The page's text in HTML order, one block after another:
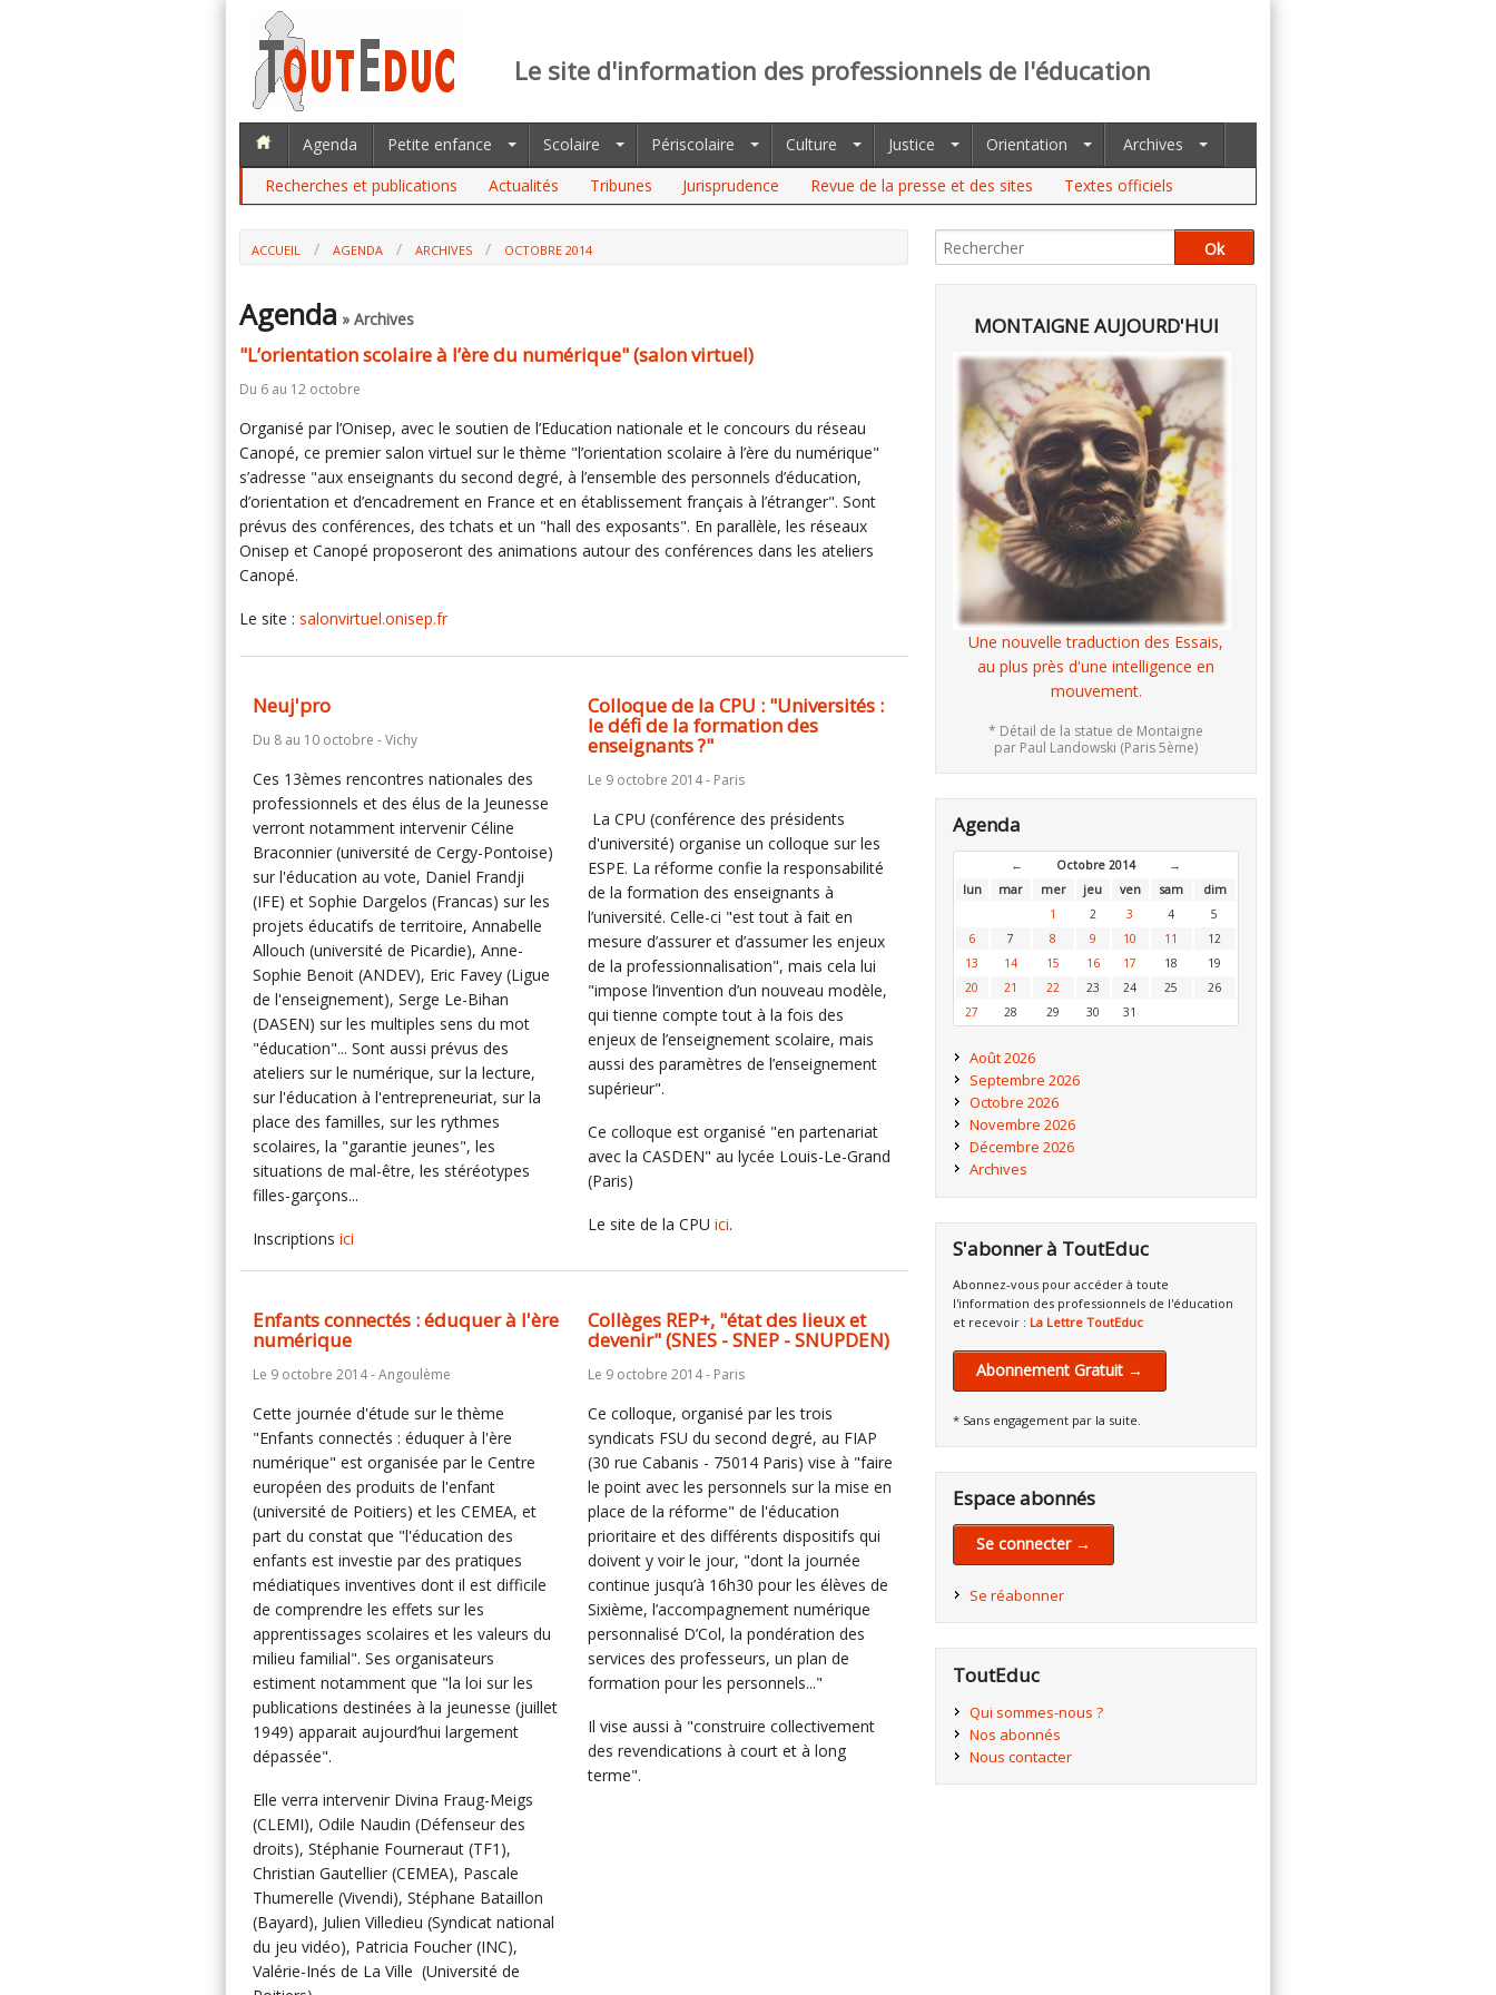
Le site d'information des professionnels de l'éducation
Agenda Petite enfance Scolaire Périscolaire Culture Justice Orientation
Archives
Recherches et publications
Actualités Tribunes Jurisprudence Revue de la presse et des sites Textes officiels
ACCUEIL AGENDA ARCHIVES OCTOBRE 2014
Agenda » Archives
"L’orientation scolaire à l’ère du numérique" (salon virtuel)
Du 6 au 12 octobre
Organisé par l’Onisep, avec le soutien de l’Education nationale et le concours du réseau
Canopé, ce premier salon virtuel sur le thème "l’orientation scolaire à l’ère du numérique"
s’adresse "aux enseignants du second degré, à l’ensemble des personnels d’éducation,
d’orientation et d’encadrement en France et en établissement français à l’étranger". Sont
prévus des conférences, des tchats et un "hall des exposants". En parallèle, les réseaux
Onisep et Canopé proposeront des animations autour des conférences dans les ateliers
Canopé.
Le site : salonvirtuel.onisep.fr
Neuj'pro
Du 8 au 10 octobre - Vichy
Ces 13èmes rencontres nationales des
professionnels et des élus de la Jeunesse
verront notamment intervenir Céline
Braconnier (université de Cergy-Pontoise)
sur l'éducation au vote, Daniel Frandji
(IFE) et Sophie Dargelos (Francas) sur les
projets éducatifs de territoire, Annabelle
Allouch (université de Picardie), Anne-
Sophie Benoit (ANDEV), Eric Favey (Ligue
de l'enseignement), Serge Le-Bihan
(DASEN) sur les multiples sens du mot
"éducation"... Sont aussi prévus des
ateliers sur le numérique, sur la lecture,
sur l'éducation à l'entrepreneuriat, sur la
place des familles, sur les rythmes
scolaires, la "garantie jeunes", les
situations de mal-être, les stéréotypes
filles-garçons...
Inscriptions ici
Colloque de la CPU : "Universités :
le défi de la formation des
enseignants ?"
Le 9 octobre 2014 - Paris
La CPU (conférence des présidents
d'université) organise un colloque sur les
ESPE. La réforme confie la responsabilité
de la formation des enseignants à
l’université. Celle-ci "est tout à fait en
mesure d’assurer et d’assumer les enjeux
de la professionnalisation", mais cela lui
"impose l’invention d’un nouveau modèle,
qui tienne compte tout à la fois des
enjeux de l’enseignement scolaire, mais
aussi des paramètres de l’enseignement
supérieur".
Ce colloque est organisé "en partenariat
avec la CASDEN" au lycée Louis-Le-Grand
(Paris)
Le site de la CPU ici.
Enfants connectés : éduquer à l'ère
numérique
Le 9 octobre 2014 - Angoulème
Cette journée d'étude sur le thème
"Enfants connectés : éduquer à l'ère
numérique" est organisée par le Centre
européen des produits de l'enfant
(université de Poitiers) et les CEMEA, et
part du constat que "l'éducation des
enfants est investie par des pratiques
médiatiques inventives dont il est difficile
de comprendre les effets sur les
apprentissages scolaires et les valeurs du
milieu familial". Ses organisateurs
estiment notamment que "la loi sur les
publications destinées à la jeunesse (juillet
1949) apparait aujourd’hui largement
dépassée".
Elle verra intervenir Divina Fraug-Meigs
(CLEMI), Odile Naudin (Défenseur des
droits), Stéphanie Fourneraut (TF1),
Christian Gautellier (CEMEA), Pascale
Thumerelle (Vivendi), Stéphane Bataillon
(Bayard), Julien Villedieu (Syndicat national
du jeu vidéo), Patricia Foucher (INC),
Valérie-Inés de La Ville (Université de
Collèges REP+, "état des lieux et
devenir" (SNES - SNEP - SNUPDEN)
Le 9 octobre 2014 - Paris
Ce colloque, organisé par les trois
syndicats FSU du second degré, au FIAP
(30 rue Cabanis - 75014 Paris) vise à "faire
le point avec les personnels sur la mise en
place de la réforme" de l'éducation
prioritaire et des différents dispositifs qui
doivent y voir le jour, "dont la journée
continue jusqu’à 16h30 pour les élèves de
Sixième, l’accompagnement numérique
personnalisé D’Col, la pondération des
services des professeurs, un plan de
formation pour les personnels..."
Il vise aussi à "construire collectivement
des revendications à court et à long
terme".
MONTAIGNE AUJOURD'HUI
Une nouvelle traduction des Essais,
au plus près d'une intelligence en
mouvement.
* Détail de la statue de Montaigne
par Paul Landowski (Paris 5ème)
Agenda
← Octobre 2014
→
lun
mar mer jeu ven sam
dim
1
2 3 4
5
6
7 8 9 10 11
12
13
14 15 16 17 18
19
20
21 22 23 24 25
26
27
28 29 30 31
Août 2026
Septembre 2026
Octobre 2026
Novembre 2026
Décembre 2026
Archives
S'abonner à ToutEduc
Abonnez-vous pour accéder à toute
l'information des professionnels de l'éducation
et recevoir : La Lettre ToutEduc
Abonnement Gratuit →
* Sans engagement par la suite.
Espace abonnés
Se connecter →
Se réabonner
ToutEduc
Qui sommes-nous ?
Nos abonnés
Nous contacter